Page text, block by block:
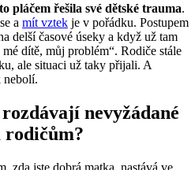
pláčem řešila své dětské trauma.
a mít vztek je v pořádku. Postupem
delší časové úseky a když už tam
dítě, můj problém“. Rodiče stále
ale situaci už taky přijali. A
nebolí.
nevyžádané
rodičům?
zda jste dobrá matka, nastává ve